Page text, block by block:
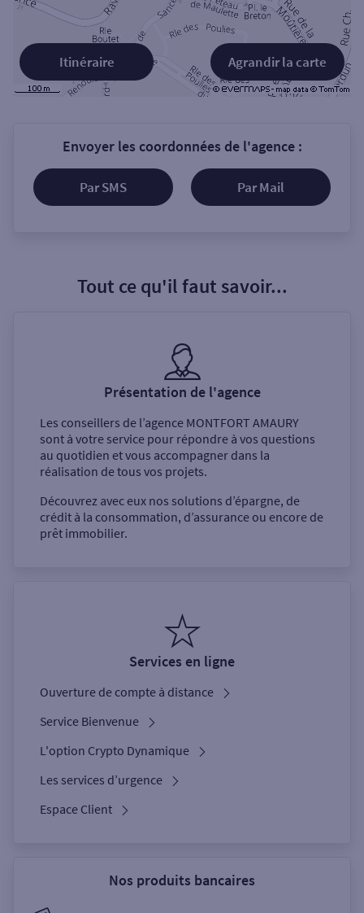
Agrandir la carte
Itinéraire
Envoyer les coordonnées de l'agence :
Par SMS Par Mail
Tout ce qu'il faut savoir...
Présentation de l'agence
Les conseillers de l’agence MONTFORT AMAURY
sont à votre service pour répondre à vos questions
au quotidien et vous accompagner dans la
réalisation de tous vos projets.
Découvrez avec eux nos solutions d’épargne, de
crédit à la consommation, d’assurance ou encore de
prêt immobilier.
Services en ligne
Ouverture de compte à distance
Service Bienvenue
L'option Crypto Dynamique
Les services d’urgence
Espace Client
Nos produits bancaires